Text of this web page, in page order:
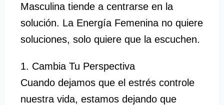
Masculina tiende a centrarse en la
solución. La Energía Femenina no quiere
soluciones, solo quiere que la escuchen.
1. Cambia Tu Perspectiva
Cuando dejamos que el estrés controle
nuestra vida, estamos dejando que